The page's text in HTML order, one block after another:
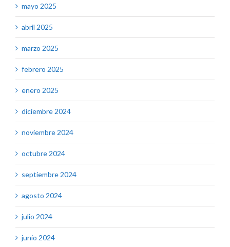
mayo 2025
abril 2025
marzo 2025
febrero 2025
enero 2025
diciembre 2024
noviembre 2024
octubre 2024
septiembre 2024
agosto 2024
julio 2024
junio 2024